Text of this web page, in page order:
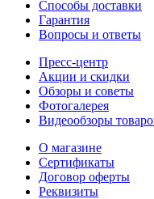
Способы доставки
Гарантия
Вопросы и ответы
Пресс-центр
Акции и скидки
Обзоры и советы
Фотогалерея
Видеообзоры
О магазине
Сертификаты
Договор оферты
Реквизиты